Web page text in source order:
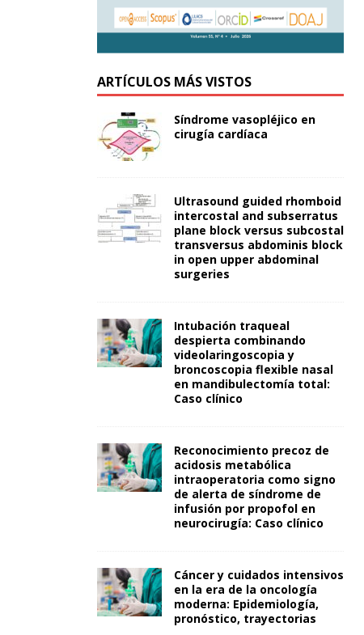
ARTÍCULOS MÁS VISTOS
Síndrome vasopléjico en
cirugía cardíaca
Ultrasound guided rhomboid
intercostal and subserratus
plane block versus subcostal
transversus abdominis block
in open upper abdominal
surgeries
Intubación traqueal
despierta combinando
videolaringoscopia y
broncoscopia flexible nasal
en mandibulectomía total:
Caso clínico
Reconocimiento precoz de
acidosis metabólica
intraoperatoria como signo
de alerta de síndrome de
infusión por propofol en
neurocirugía: Caso clínico
Cáncer y cuidados intensivos
en la era de la oncología
moderna: Epidemiología,
pronóstico, trayectorias